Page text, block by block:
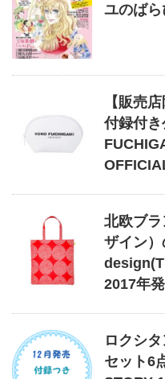
ユのば
【販売
付録付
北欧ブ
ザイン
2017年
ロクシ
セット6